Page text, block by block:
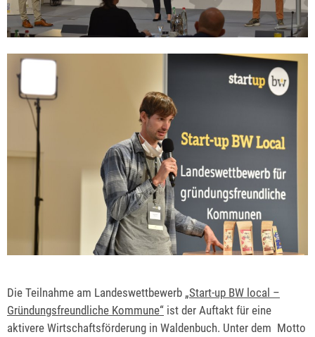
Die Teilnahme am Landeswettbewerb „Start-up BW local –
Gründungsfreundliche Kommune“ ist der Auftakt für eine
aktivere Wirtschaftsförderung in Waldenbuch. Unter dem Motto